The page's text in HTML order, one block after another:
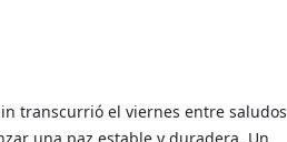
transcurrió el viernes entre saludos